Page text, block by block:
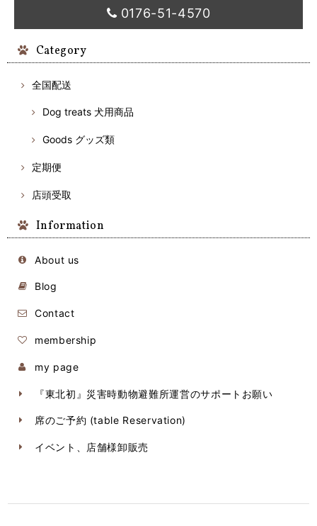
0176-51-4570
Category
全国配送
Dog treats 犬用商品
Goods グッズ類
定期便
店頭受取
Information
About us
Blog
Contact
membership
my page
『東北初』災害時動物避難所運営のサポートお願い
席のご予約 (table Reservation)
イベント、店舗様卸販売